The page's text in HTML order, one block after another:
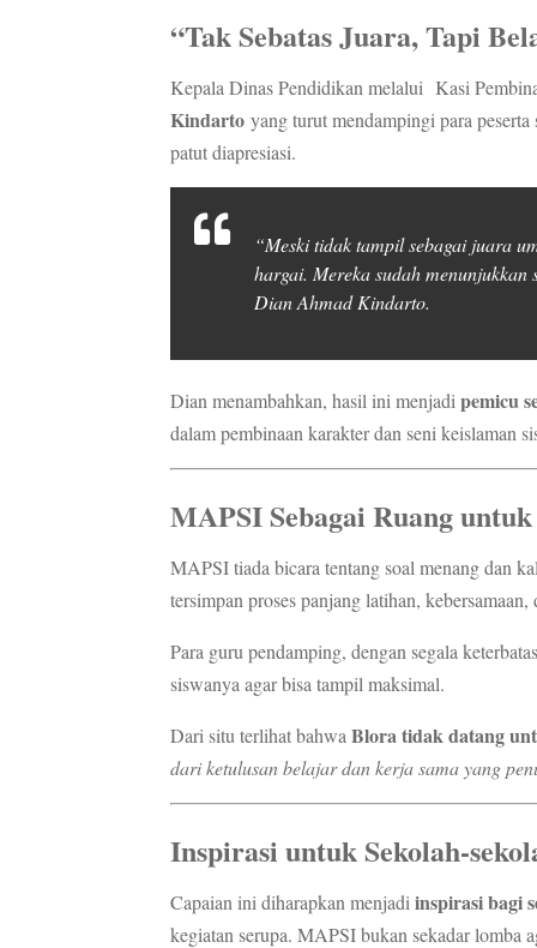
“Tak Sebatas Juara, Tapi
Kepala Dinas Pendidikan melalui Kasi
Kindarto yang turut mendampingi para
patut diapresiasi.
“Meski tidak tampil sebagai juara
hargai. Mereka sudah
Dian Ahmad Kindarto.
Dian menambahkan, hasil ini menjadi pemicu
dalam pembinaan karakter dan seni keislaman
MAPSI Sebagai Ruang
MAPSI tiada bicara tentang soal menang dan
tersimpan proses panjang latihan,
Para guru pendamping, dengan segala
siswanya agar bisa tampil maksimal.
Dari situ terlihat bahwa Blora tidak datang
dari ketulusan belajar dan kerja sama yang
Inspirasi untuk Sekolah-
Capaian ini diharapkan menjadi inspirasi bagi
kegiatan serupa. MAPSI bukan sekadar lomba